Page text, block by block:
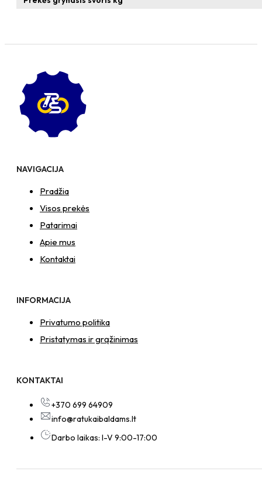
NAVIGACIJA
Pradžia
Visos prekės
Patarimai
Apie mus
Kontaktai
INFORMACIJA
Privatumo politika
Pristatymas ir grąžinimas
KONTAKTAI
+370 699 64909
info@ratukaibaldams.lt
Darbo laikas: I-V 9:00-17:00